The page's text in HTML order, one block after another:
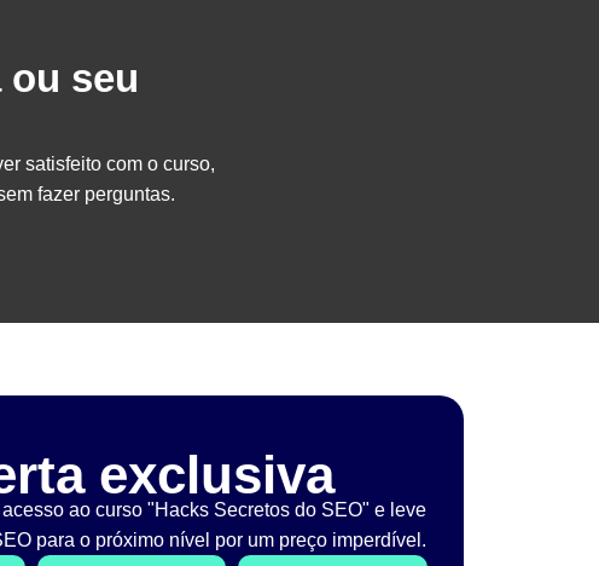
seu
satisfeito com o curso,
fazer perguntas.
exclusiva
ao curso "Hacks Secretos do SEO" e leve
para o próximo nível por um preço imperdível.